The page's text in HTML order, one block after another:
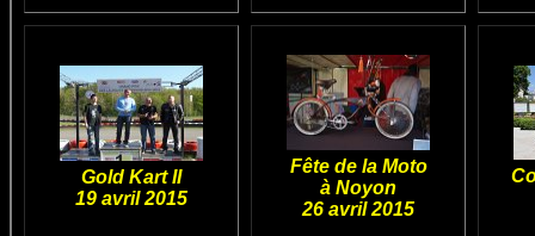
Gold Kart II
19 avril 2015
Fête de la Moto
à Noyon
26 avril 2015